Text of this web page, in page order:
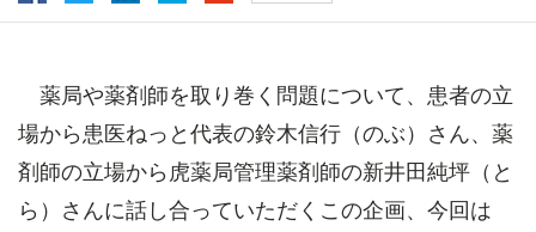
薬局や薬剤師を取り巻く問題について、患者の立
場から患医ねっと代表の鈴木信行（のぶ）さん、薬
剤師の立場から虎薬局管理薬剤師の新井田純坪（と
ら）さんに話し合っていただくこの企画、今回は